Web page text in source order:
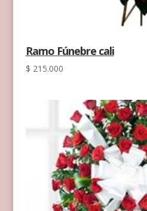
Ramo Fúnebre cali
$ 215.000